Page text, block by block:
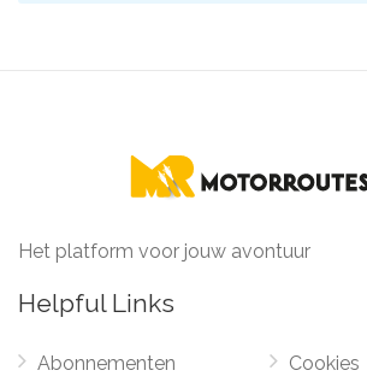
Het platform voor jouw avontuur
Helpful Links
Abonnementen Cookies